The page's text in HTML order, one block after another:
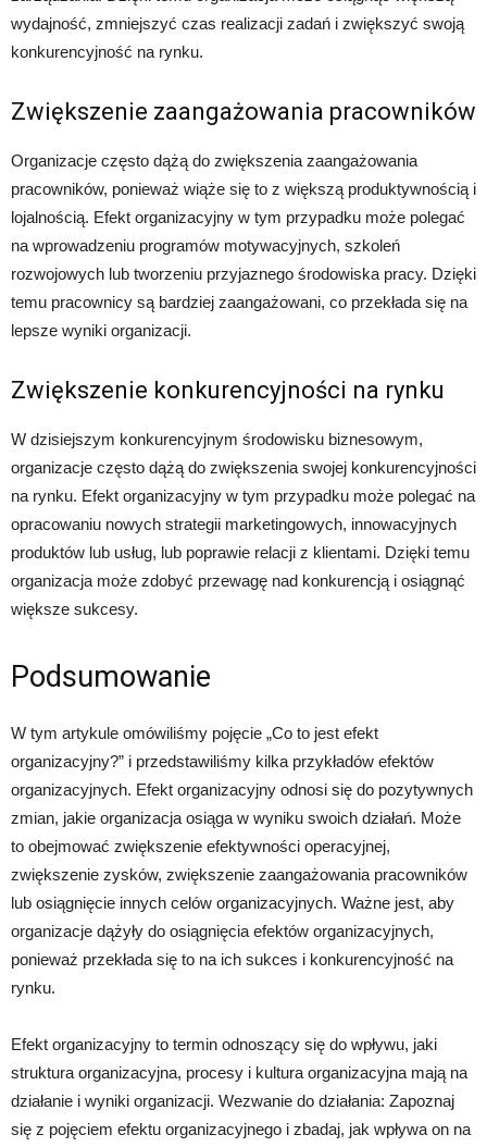
wydajność, zmniejszyć czas realizacji zadań i zwiększyć swoją
konkurencyjność na rynku.
Zwiększenie zaangażowania pracowników
Organizacje często dążą do zwiększenia zaangażowania
pracowników, ponieważ wiąże się to z większą produktywnością i
lojalnością. Efekt organizacyjny w tym przypadku może polegać
na wprowadzeniu programów motywacyjnych, szkoleń
rozwojowych lub tworzeniu przyjaznego środowiska pracy. Dzięki
temu pracownicy są bardziej zaangażowani, co przekłada się na
lepsze wyniki organizacji.
Zwiększenie konkurencyjności na rynku
W dzisiejszym konkurencyjnym środowisku biznesowym,
organizacje często dążą do zwiększenia swojej konkurencyjności
na rynku. Efekt organizacyjny w tym przypadku może polegać na
opracowaniu nowych strategii marketingowych, innowacyjnych
produktów lub usług, lub poprawie relacji z klientami. Dzięki temu
organizacja może zdobyć przewagę nad konkurencją i osiągnąć
większe sukcesy.
Podsumowanie
W tym artykule omówiliśmy pojęcie „Co to jest efekt
organizacyjny?” i przedstawiliśmy kilka przykładów efektów
organizacyjnych. Efekt organizacyjny odnosi się do pozytywnych
zmian, jakie organizacja osiąga w wyniku swoich działań. Może
to obejmować zwiększenie efektywności operacyjnej,
zwiększenie zysków, zwiększenie zaangażowania pracowników
lub osiągnięcie innych celów organizacyjnych. Ważne jest, aby
organizacje dążyły do osiągnięcia efektów organizacyjnych,
ponieważ przekłada się to na ich sukces i konkurencyjność na
rynku.
Efekt organizacyjny to termin odnoszący się do wpływu, jaki
struktura organizacyjna, procesy i kultura organizacyjna mają na
działanie i wyniki organizacji. Wezwanie do działania: Zapoznaj
się z pojęciem efektu organizacyjnego i zbadaj, jak wpływa on na